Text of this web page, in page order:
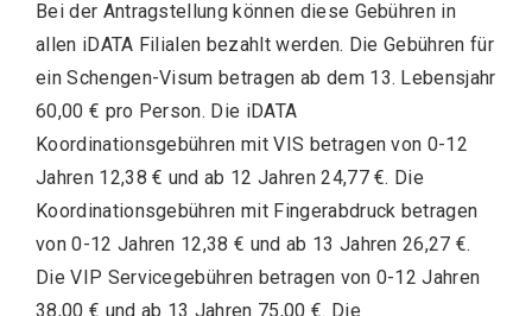
Bei der Antragstellung können diese Gebühren in
allen iDATA Filialen bezahlt werden. Die Gebühren für
ein Schengen-Visum betragen ab dem 13. Lebensjahr
60,00 € pro Person. Die iDATA
Koordinationsgebühren mit VIS betragen von 0-12
Jahren 12,38 € und ab 12 Jahren 24,77 €. Die
Koordinationsgebühren mit Fingerabdruck betragen
von 0-12 Jahren 12,38 € und ab 13 Jahren 26,27 €.
Die VIP Servicegebühren betragen von 0-12 Jahren
38,00 € und ab 13 Jahren 75,00 €. Die